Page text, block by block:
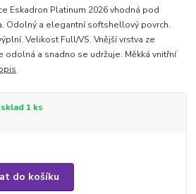
Eskadron Platinum 2026 vhodná pod
Odolný a elegantní softshellový povrch.
Velikost Full/VS. Vnější vrstva ze
a snadno se udržuje. Měkká vnitřní
1 ks
do košíku